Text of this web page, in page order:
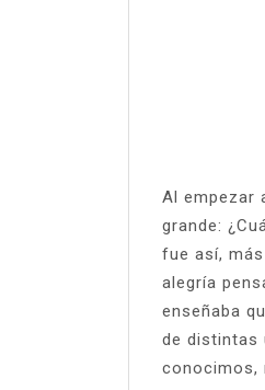
Al empezar
grande:
fue así,
alegría
enseñaba
de distintas
conocimos,